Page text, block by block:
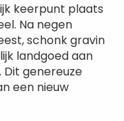
keerpunt plaats
Na negen
schonk gravin
landgoed aan
genereuze
een nieuw